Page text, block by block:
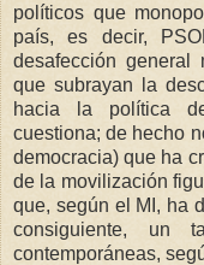
políticos que
país, es decir,
desafección general
que subrayan la
hacia la política
cuestiona; de hecho
democracia) que ha
de la movilización
que, según el MI, ha
consiguiente, un
contemporáneas,